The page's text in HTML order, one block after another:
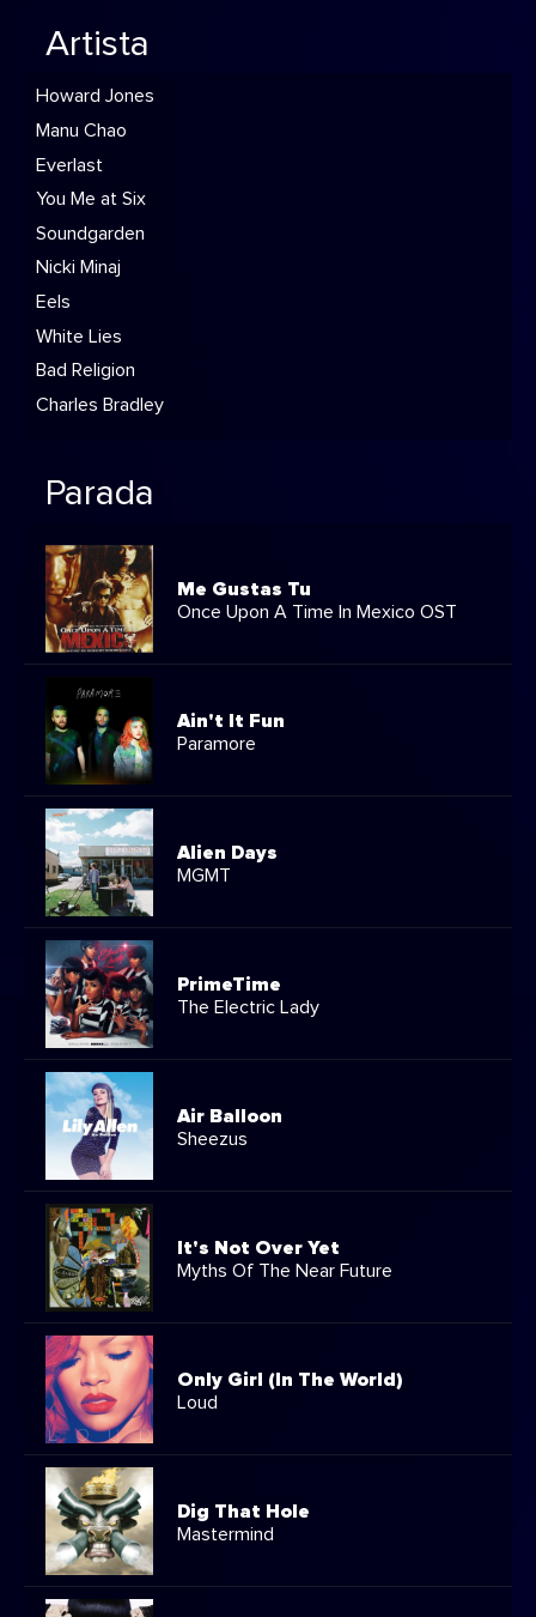
Artista
Howard Jones
Manu Chao
Everlast
You Me at Six
Soundgarden
Nicki Minaj
Eels
White Lies
Bad Religion
Charles Bradley
Parada
Me Gustas Tu
Once Upon A Time In Mexico OST
Ain't It Fun
Paramore
Alien Days
MGMT
PrimeTime
The Electric Lady
Air Balloon
Sheezus
It's Not Over Yet
Myths Of The Near Future
Only Girl (In The World)
Loud
Dig That Hole
Mastermind